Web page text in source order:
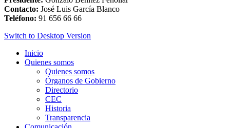
Contacto: José Luis García Blanco
Teléfono: 91 656 66 66
Switch to Desktop Version
Inicio
Quienes somos
Quienes somos
Órganos de Gobierno
Directorio
CEC
Historia
Transparencia